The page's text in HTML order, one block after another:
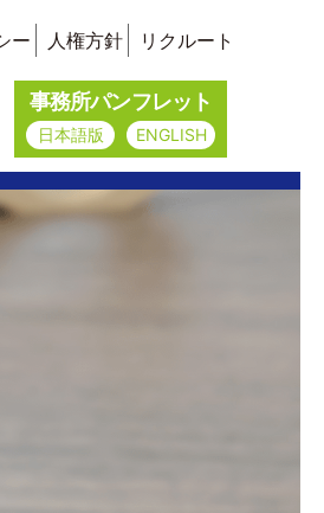
ー 人権方針 リクルート
事務所パンフレット
日本語版 ENGLISH